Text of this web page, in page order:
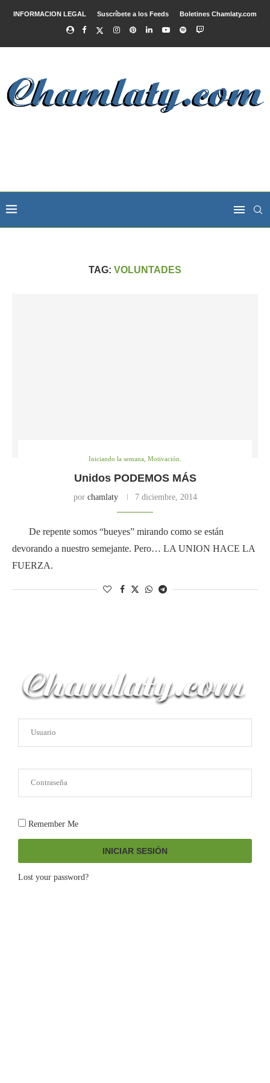
INFORMACION LEGAL Suscríbete a los Feeds Boletines Chamlaty.com
TAG: VOLUNTADES
Iniciando la semana, Motivación.
Unidos PODEMOS MÁS
por chamlaty 7 diciembre, 2014
De repente somos “bueyes” mirando como se están
devorando a nuestro semejante. Pero… LA UNION HACE LA
FUERZA.
Remember Me
INICIAR SESIÓN
Lost your password?